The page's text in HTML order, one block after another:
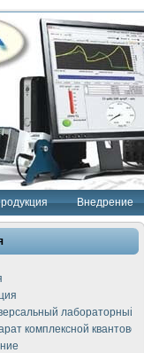
Внедрение
лабораторный
комплексной